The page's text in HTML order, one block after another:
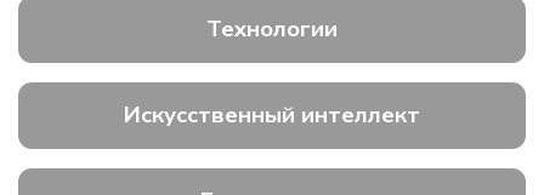
Технологии
Искусственный интеллект